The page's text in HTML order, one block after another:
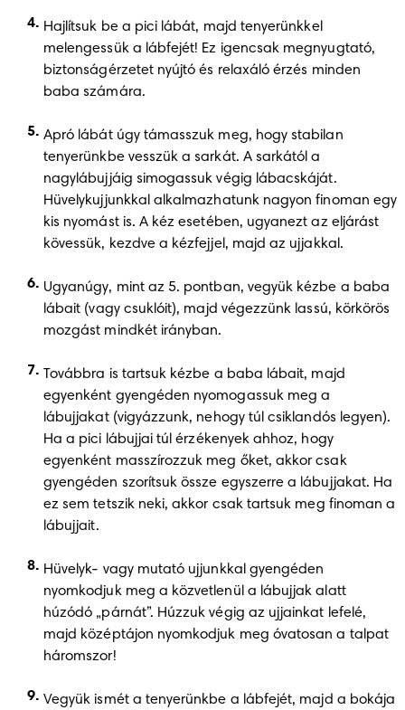
Hajlítsuk be a pici lábát, majd tenyerünkkel
melengessük a lábfejét! Ez igencsak megnyugtató,
biztonságérzetet nyújtó és relaxáló érzés minden
baba számára.
Apró lábát úgy támasszuk meg, hogy stabilan
tenyerünkbe vesszük a sarkát. A sarkától a
nagylábujjáig simogassuk végig lábacskáját.
Hüvelykujjunkkal alkalmazhatunk nagyon finoman egy
kis nyomást is. A kéz esetében, ugyanezt az eljárást
kövessük, kezdve a kézfejjel, majd az ujjakkal.
Ugyanúgy, mint az 5. pontban, vegyük kézbe a baba
lábait (vagy csuklóit), majd végezzünk lassú, körkörös
mozgást mindkét irányban.
Továbbra is tartsuk kézbe a baba lábait, majd
egyenként gyengéden nyomogassuk meg a
lábujjakat (vigyázzunk, nehogy túl csiklandós legyen).
Ha a pici lábujjai túl érzékenyek ahhoz, hogy
egyenként masszírozzuk meg őket, akkor csak
gyengéden szorítsuk össze egyszerre a lábujjakat. Ha
ez sem tetszik neki, akkor csak tartsuk meg finoman a
lábujjait.
Hüvelyk- vagy mutató ujjunkkal gyengéden
nyomkodjuk meg a közvetlenül a lábujjak alatt
húzódó „párnát”. Húzzuk végig az ujjainkat lefelé,
majd középtájon nyomkodjuk meg óvatosan a talpat
háromszor!
Vegyük ismét a tenyerünkbe a lábfejét, majd a bokája